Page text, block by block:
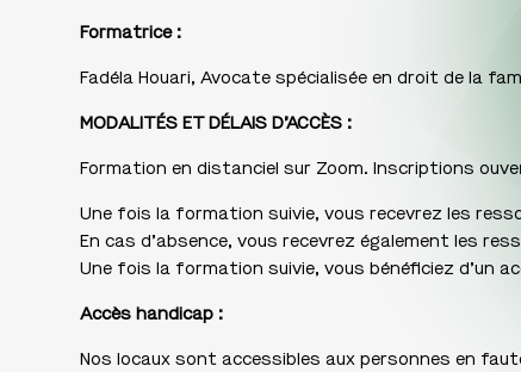
Formatrice :
Fadéla Houari, Avocate spécialisée en droit de la
MODALITÉS ET DÉLAIS D’ACCÈS :
Formation en distanciel sur Zoom. Inscriptions
Une fois la formation suivie, vous recevrez les
En cas d’absence, vous recevrez également les
Une fois la formation suivie, vous bénéficiez d’un
Accès handicap :
Nos locaux sont accessibles aux personnes en